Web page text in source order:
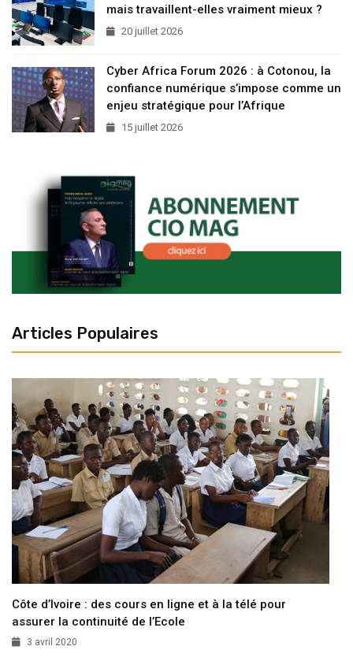
mais travaillent-elles vraiment mieux ?
20 juillet 2026
Cyber Africa Forum 2026 : à Cotonou, la
confiance numérique s’impose comme un
enjeu stratégique pour l’Afrique
15 juillet 2026
Articles Populaires
Côte d’Ivoire : des cours en ligne et à la télé pour
assurer la continuité de l’Ecole
3 avril 2020